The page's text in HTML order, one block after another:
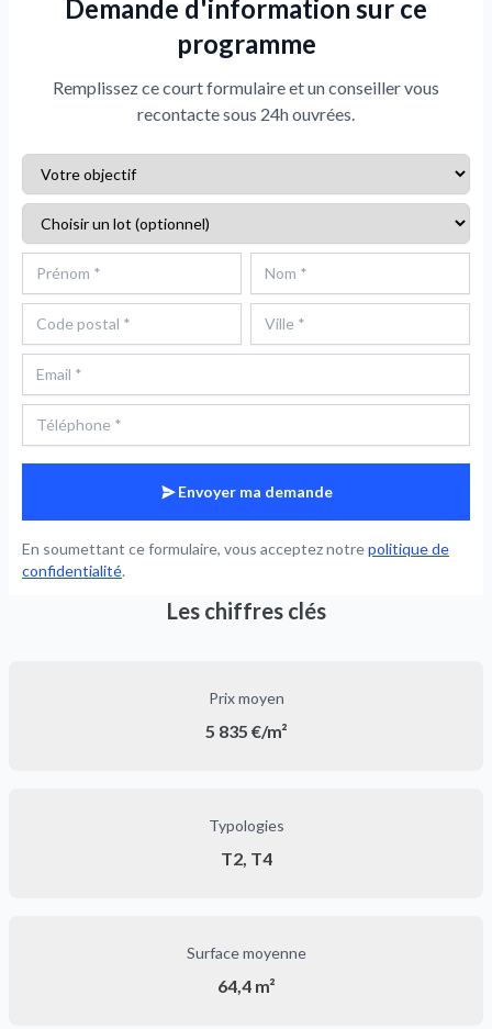
Demande d'information sur ce
programme
Remplissez ce court formulaire et un conseiller vous
recontacte sous 24h ouvrées.
Envoyer ma demande
En soumettant ce formulaire, vous acceptez notrepolitique de
confidentialité.
Les chiffres clés
Prix moyen
5 835 €/m²
Typologies
T2, T4
Surface moyenne
64,4 m²